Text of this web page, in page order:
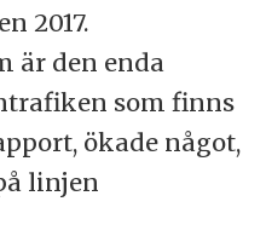
2017.
är den enda
som finns
ökade något,
linjen